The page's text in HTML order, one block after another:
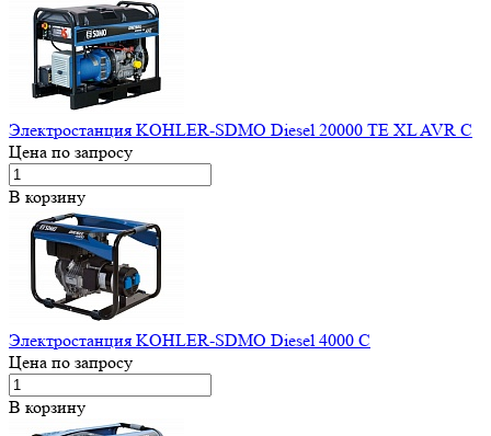
Электростанция KOHLER-SDMO Diesel 20000 TE XL AVR C
Цена по запросу
В корзину
Электростанция KOHLER-SDMO Diesel 4000 C
Цена по запросу
В корзину